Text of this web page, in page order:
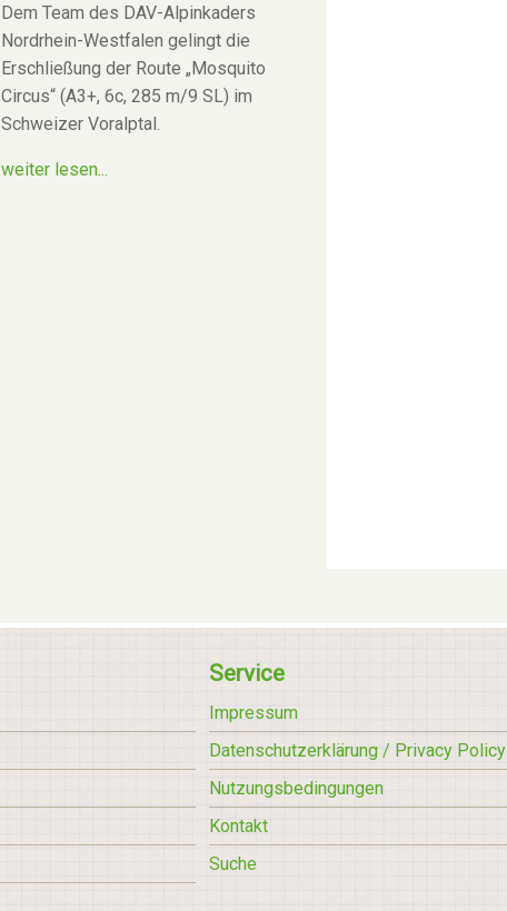
Dem Team des DAV-Alpinkaders
Nordrhein-Westfalen gelingt die
Erschließung der Route „Mosquito
Circus“ (A3+, 6c, 285 m/9 SL) im
Schweizer Voralptal.
weiter lesen...
Service
Impressum
Datenschutzerklärung / Privacy Policy
Nutzungsbedingungen
Kontakt
Suche